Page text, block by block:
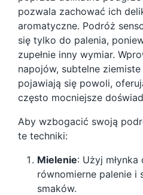
pozwala zachować ich
aromatyczne. Podróż
się tylko do palenia,
zupełnie inny wymiar.
napojów, subtelne ziemiste
pojawiają się powoli,
często mocniejsze
Aby wzbogacić swoją
te techniki:
Mielenie: Użyj
równomierne palenie i
smaków.